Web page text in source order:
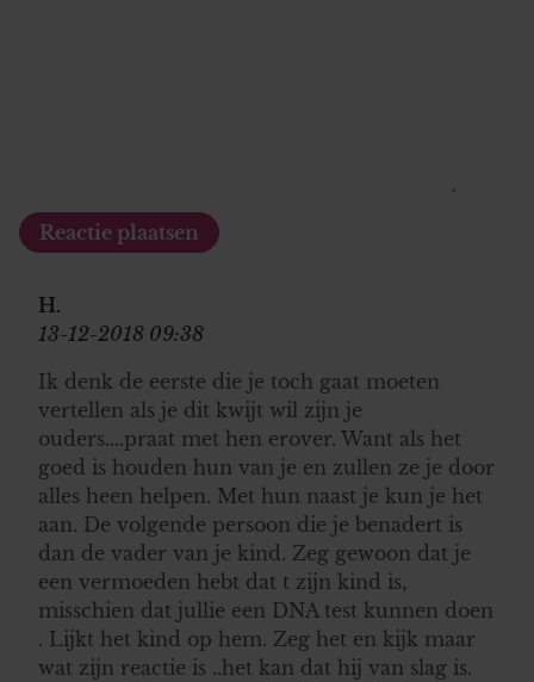
H.
13-12-2018 09:38
Ik denk de eerste die je toch gaat moeten
vertellen als je dit kwijt wil zijn je
ouders....praat met hen erover. Want als het
goed is houden hun van je en zullen ze je door
alles heen helpen. Met hun naast je kun je het
aan. De volgende persoon die je benadert is
dan de vader van je kind. Zeg gewoon dat je
een vermoeden hebt dat t zijn kind is,
misschien dat jullie een DNA test kunnen doen
. Lijkt het kind op hem. Zeg het en kijk maar
wat zijn reactie is ..het kan dat hij van slag is.